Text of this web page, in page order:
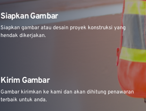
Siapkan Gambar
Siapkan gambar atau desain proyek konstruksi yang
hendak dikerjakan.
Kirim Gambar
Gambar kirimkan ke kami dan akan dihitung penawaran
terbaik untuk anda.